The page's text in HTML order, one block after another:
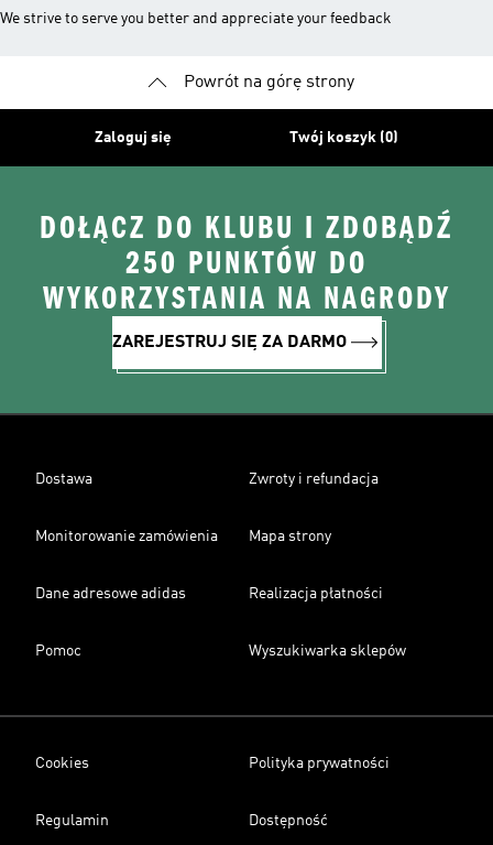
We strive to serve you better and appreciate your feedback
Powrót na górę strony
Zaloguj się Twój koszyk (0)
DOŁĄCZ DO KLUBU I ZDOBĄDŹ
250 PUNKTÓW DO
WYKORZYSTANIA NA NAGRODY
ZAREJESTRUJ SIĘ ZA DARMO
Dostawa Zwroty i refundacja
Monitorowanie zamówienia Mapa strony
Dane adresowe adidas Realizacja płatności
Pomoc Wyszukiwarka sklepów
Cookies Polityka prywatności
Regulamin Dostępność